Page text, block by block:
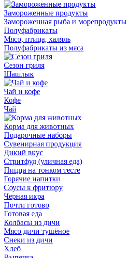
Замороженные продукты
Замороженная рыба и морепродукты
Полуфабрикаты
Мясо, птица, халяль
Полуфабрикаты из мяса
Сезон гриля
Шашлык
Чай и кофе
Кофе
Чай
Корма для животных
Подарочные наборы
Сувенирная продукция
Дикий вкус
Стритфуд (уличная еда)
Пицца на тонком тесте
Горячие напитки
Соусы к фритюру
Черная икра
Почти готово
Готовая еда
Колбасы из дичи
Мясо дичи тушёное
Снеки из дичи
Хлеб